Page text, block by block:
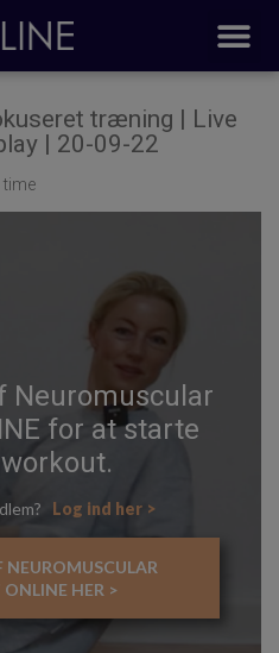
træning | Live
| 20-09-22
time
Neuromuscular
for at starte
Log ind her >
NEUROMUSCULAR
HER >